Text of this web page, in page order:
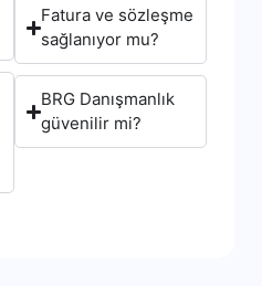
Fatura ve sözleşme
sağlanıyor mu?
BRG Danışmanlık
güvenilir mi?